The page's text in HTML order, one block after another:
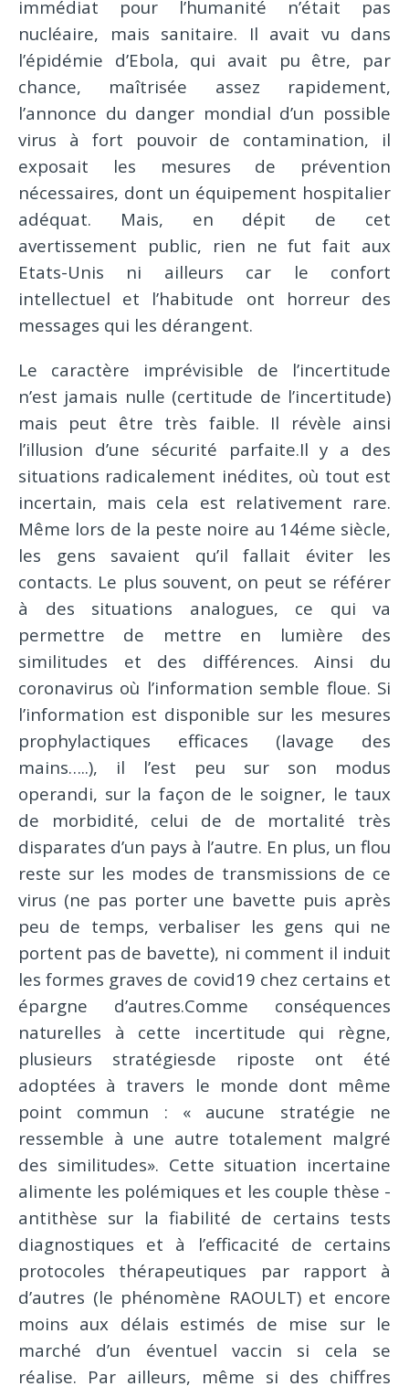
immédiat pour l’humanité n’était pas
nucléaire, mais sanitaire. Il avait vu dans
l’épidémie d’Ebola, qui avait pu être, par
chance, maîtrisée assez rapidement,
l’annonce du danger mondial d’un possible
virus à fort pouvoir de contamination, il
exposait les mesures de prévention
nécessaires, dont un équipement hospitalier
adéquat. Mais, en dépit de cet
avertissement public, rien ne fut fait aux
Etats-Unis ni ailleurs car le confort
intellectuel et l’habitude ont horreur des
messages qui les dérangent.
Le caractère imprévisible de l’incertitude
n’est jamais nulle (certitude de l’incertitude)
mais peut être très faible. Il révèle ainsi
l’illusion d’une sécurité parfaite.Il y a des
situations radicalement inédites, où tout est
incertain, mais cela est relativement rare.
Même lors de la peste noire au 14éme siècle,
les gens savaient qu’il fallait éviter les
contacts. Le plus souvent, on peut se référer
à des situations analogues, ce qui va
permettre de mettre en lumière des
similitudes et des différences. Ainsi du
coronavirus où l’information semble floue. Si
l’information est disponible sur les mesures
prophylactiques efficaces (lavage des
mains…..), il l’est peu sur son modus
operandi, sur la façon de le soigner, le taux
de morbidité, celui de de mortalité très
disparates d’un pays à l’autre. En plus, un flou
reste sur les modes de transmissions de ce
virus (ne pas porter une bavette puis après
peu de temps, verbaliser les gens qui ne
portent pas de bavette), ni comment il induit
les formes graves de covid19 chez certains et
épargne d’autres.Comme conséquences
naturelles à cette incertitude qui règne,
plusieurs stratégiesde riposte ont été
adoptées à travers le monde dont même
point commun : « aucune stratégie ne
ressemble à une autre totalement malgré
des similitudes». Cette situation incertaine
alimente les polémiques et les couple thèse -
antithèse sur la fiabilité de certains tests
diagnostiques et à l’efficacité de certains
protocoles thérapeutiques par rapport à
d’autres (le phénomène RAOULT) et encore
moins aux délais estimés de mise sur le
marché d’un éventuel vaccin si cela se
réalise. Par ailleurs, même si des chiffres